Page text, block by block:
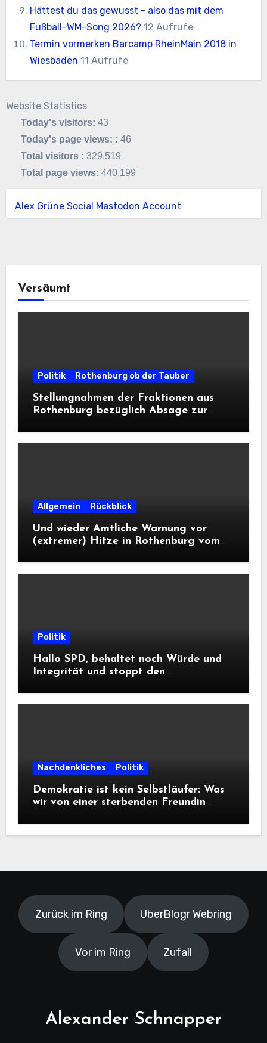
Hättest du das gewusst - also das mit dem
Fußball-WM-Song 2026? 12 Aufrufe
Termin vormerken Barcamp RheinMain 2018 in
Wiesbaden 11 Aufrufe
Website Statistics
Today's visitors:43
Today's page views: :46
Total visitors :329,519
Total page views:440,199
Alex Grüne Social Mastodon Account
Versäumt
Politik Rothenburg ob der Tauber
Stellungnahmen der Fraktionen aus
Rothenburg bezüglich Absage zur
Allgemein Rückblick
Und wieder Amtliche Warnung vor
(extremer) Hitze in Rothenburg vom
Politik
Hallo SPD, behaltet noch Würde und
Integrität und stoppt den
Informationsfreiheit!
Nachdenkliches Politik
Demokratie ist kein Selbstläufer: Was
wir von einer sterbenden Freundin
Zurück im Ring UberBlogr Webring
Vor im Ring Zufall
Alexander Schnapper